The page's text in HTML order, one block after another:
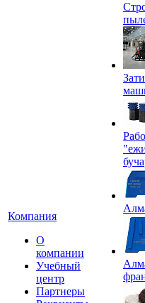
Компания
О
компании
Учебный
центр
Партнеры